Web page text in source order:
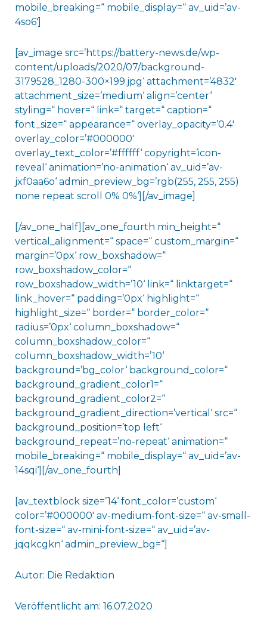
mobile_breaking=“ mobile_display=“ av_uid=’av-
4so6′]
[av_image src=’https://battery-news.de/wp-
content/uploads/2020/07/background-
3179528_1280-300×199.jpg‘ attachment=’4832′
attachment_size=’medium‘ align=’center‘
styling=“ hover=“ link=“ target=“ caption=“
font_size=“ appearance=“ overlay_opacity=’0.4′
overlay_color=’#000000′
overlay_text_color=’#ffffff‘ copyright=’icon-
reveal‘ animation=’no-animation‘ av_uid=’av-
jxf0aa6o‘ admin_preview_bg=’rgb(255, 255, 255)
none repeat scroll 0% 0%‘][/av_image]
[/av_one_half][av_one_fourth min_height=“
vertical_alignment=“ space=“ custom_margin=“
margin=’0px‘ row_boxshadow=“
row_boxshadow_color=“
row_boxshadow_width=’10‘ link=“ linktarget=“
link_hover=“ padding=’0px‘ highlight=“
highlight_size=“ border=“ border_color=“
radius=’0px‘ column_boxshadow=“
column_boxshadow_color=“
column_boxshadow_width=’10‘
background=’bg_color‘ background_color=“
background_gradient_color1=“
background_gradient_color2=“
background_gradient_direction=’vertical‘ src=“
background_position=’top left‘
background_repeat=’no-repeat‘ animation=“
mobile_breaking=“ mobile_display=“ av_uid=’av-
14sqi‘][/av_one_fourth]
[av_textblock size=’14‘ font_color=’custom‘
color=’#000000′ av-medium-font-size=“ av-small-
font-size=“ av-mini-font-size=“ av_uid=’av-
jqqkcgkn‘ admin_preview_bg=“]
Autor: Die Redaktion
Veröffentlicht am: 16.07.2020